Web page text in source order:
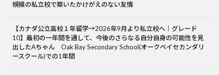
規模の私立校で築いたかけがえのない友情
【カナダ公立高校１年留学→2026年9月より私立校へ｜グレード
10】最初の一年間を通して、今後のさらなる自分自身の可能性を見
出したAちゃん Oak Bay Secondary School(オークベイセカンダリ
ースクール)での1年間